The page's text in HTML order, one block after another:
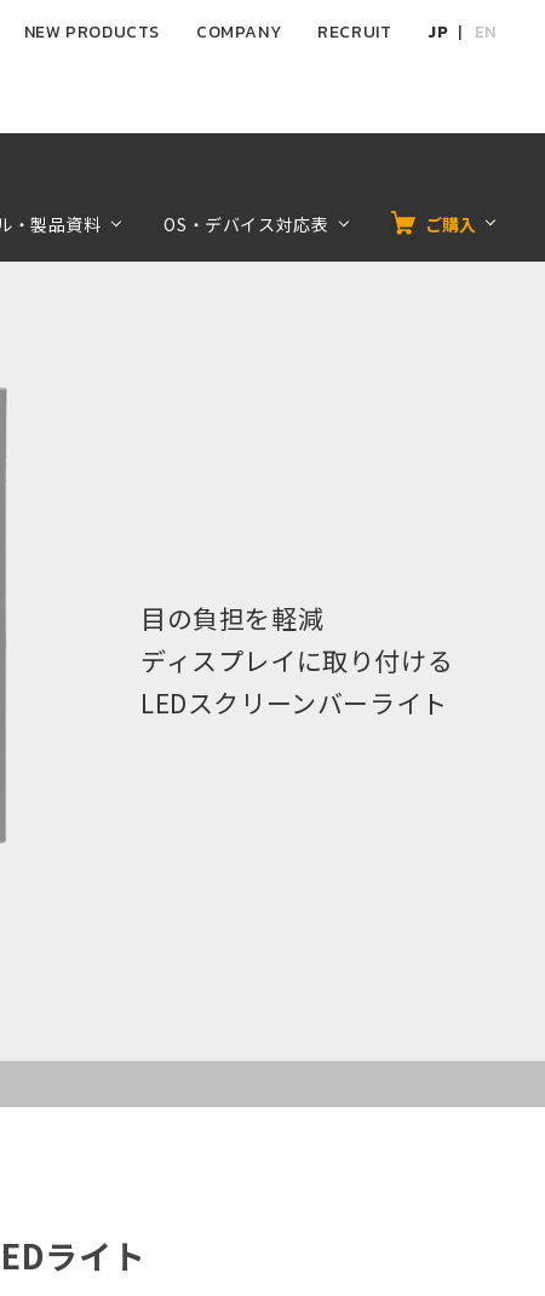
NEW PRODUCTS COMPANY RECRUIT JP EN
・製品資料 OS・デバイス対応表 ご購入
目の負担を軽減
ディスプレイに取り付ける
LEDスクリーンバーライト
ライト